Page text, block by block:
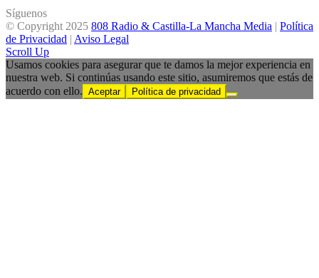
Síguenos
© Copyright 2025 808 Radio & Castilla-La Mancha Media | Política
de Privacidad | Aviso Legal
Scroll Up
Usamos cookies para asegurar que te damos la mejor experiencia en
nuestra web. Si continúas usando este sitio, asumiremos que estás de
acuerdo con ello. Aceptar Política de privacidad